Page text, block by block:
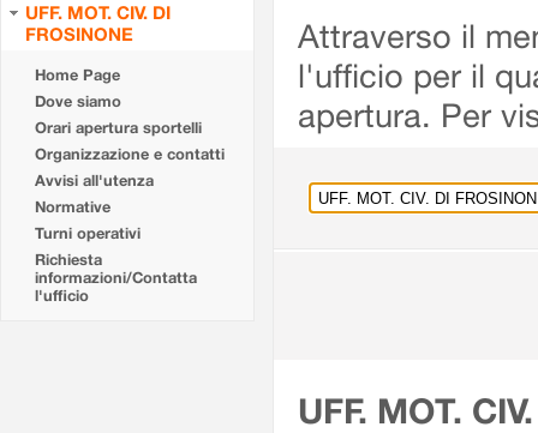
UFF. MOT. CIV. DI
FROSINONE
Home Page
Dove siamo
Orari apertura sportelli
Organizzazione e contatti
Avvisi all'utenza
Normative
Turni operativi
Richiesta
informazioni/Contatta
l'ufficio
Attraverso il
l'ufficio per il
apertura. Per
UFF. MOT.